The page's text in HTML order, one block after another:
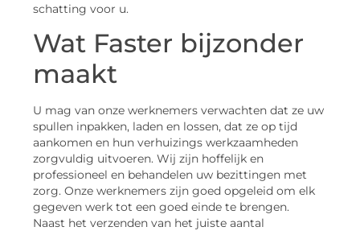
schatting voor u.
Wat Faster bijzonder
maakt
U mag van onze werknemers verwachten dat ze uw
spullen inpakken, laden en lossen, dat ze op tijd
aankomen en hun verhuizings werkzaamheden
zorgvuldig uitvoeren. Wij zijn hoffelijk en
professioneel en behandelen uw bezittingen met
zorg. Onze werknemers zijn goed opgeleid om elk
gegeven werk tot een goed einde te brengen.
Naast het verzenden van het juiste aantal